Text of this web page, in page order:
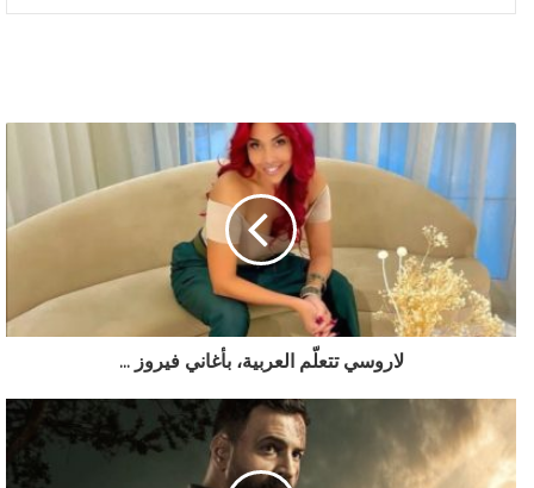
لاروسي تتعلّم العربية، بأغاني فيروز ...